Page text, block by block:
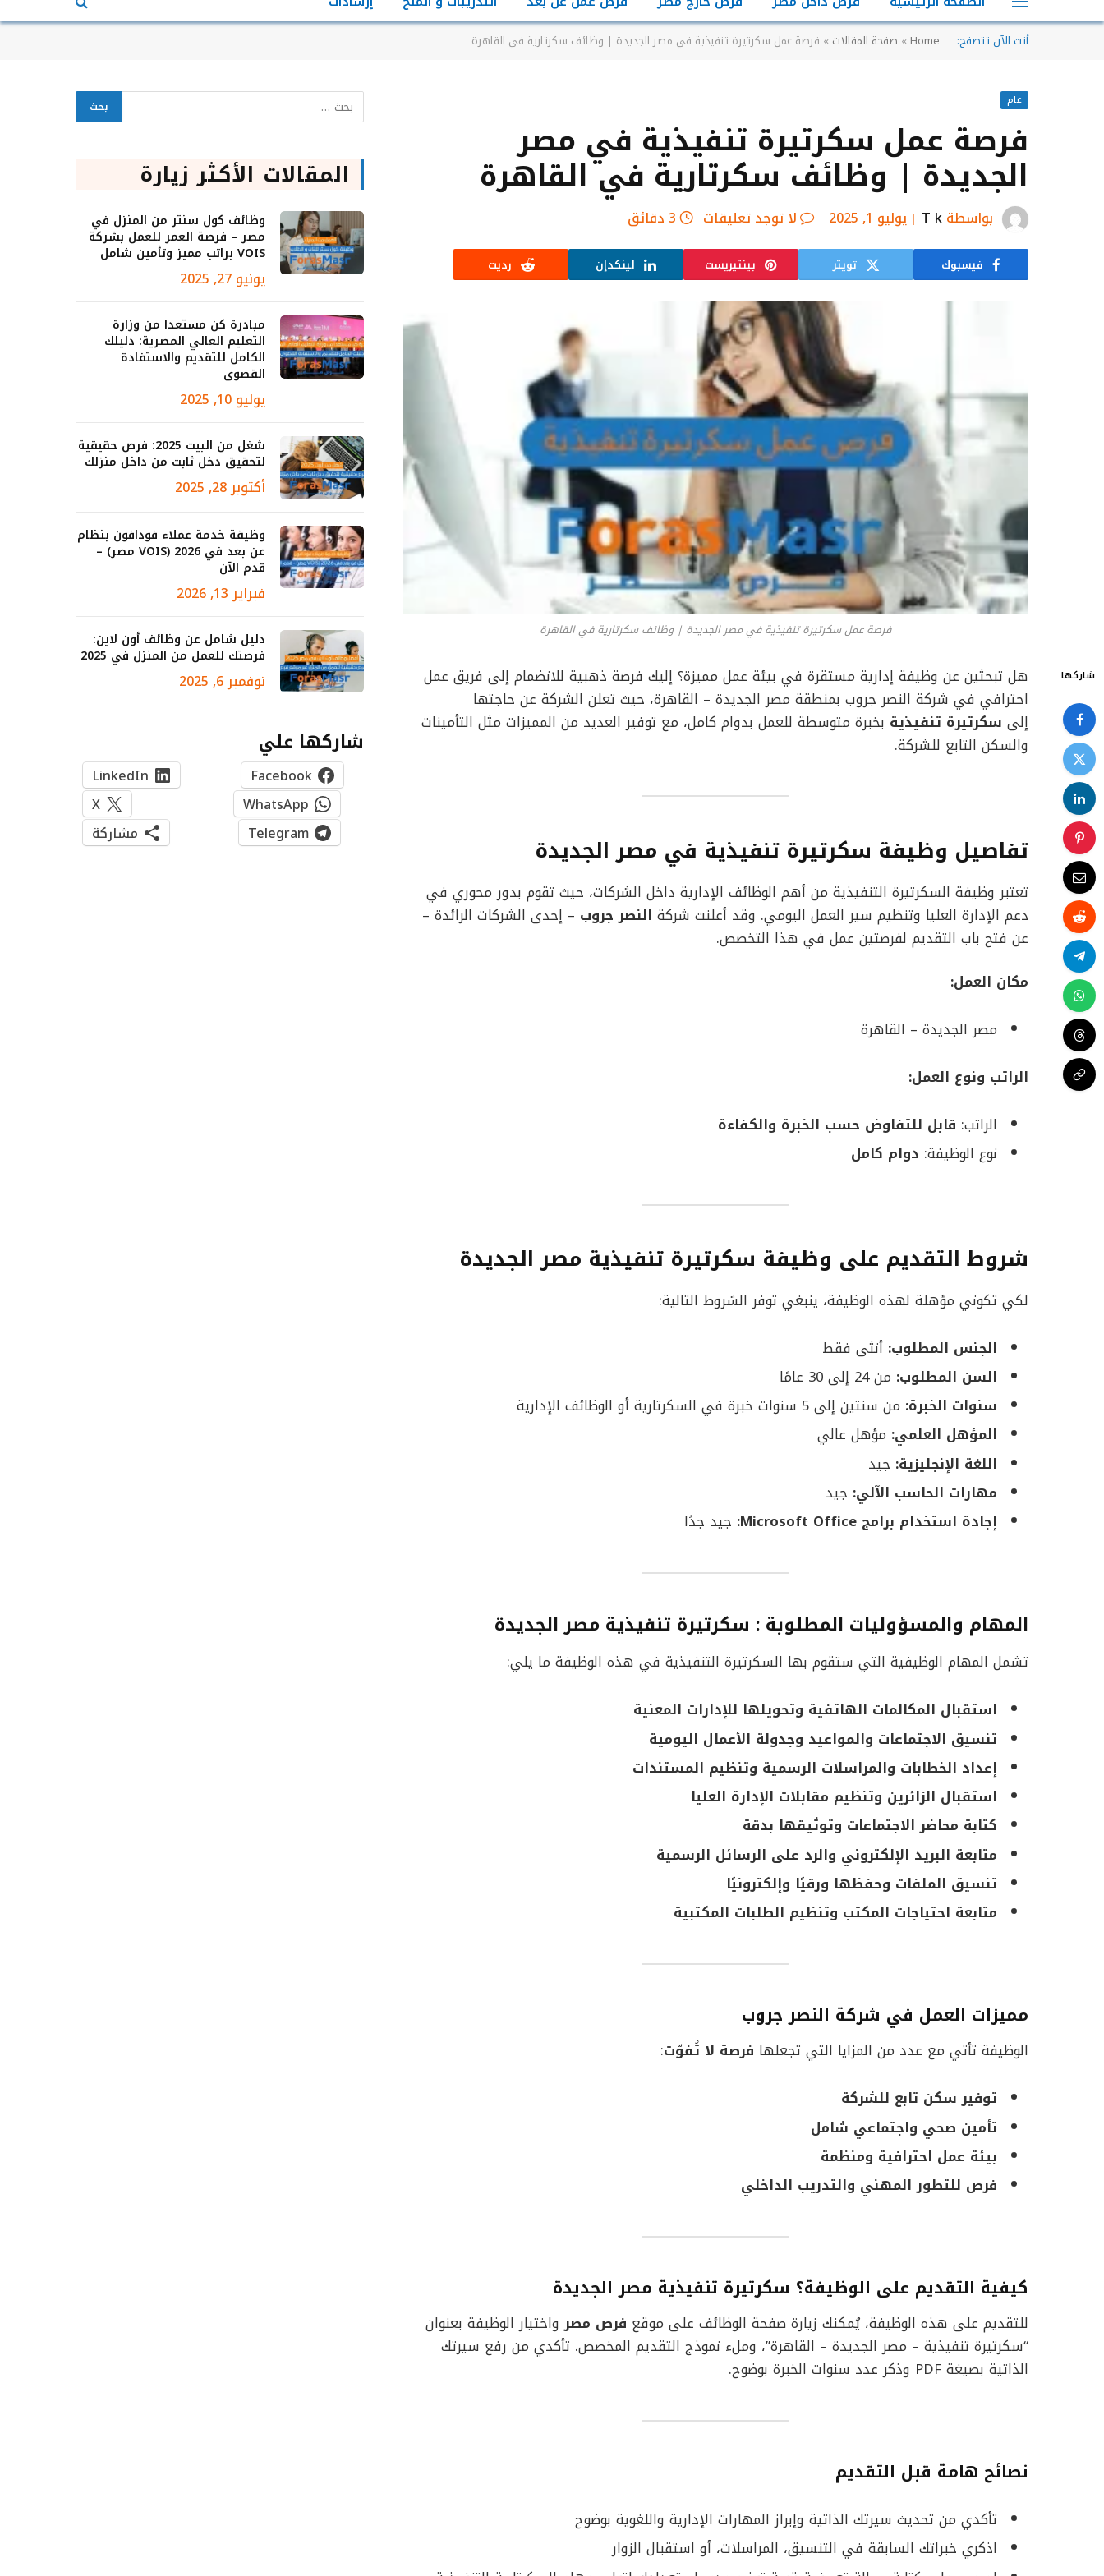
أنت الآن تتصفح: Home
» صفحة المقالات » فرصة عمل سكرتيرة تنفيذية في مصر الجديدة | وظائف سكرتارية في القاهرة
عام
فرصة عمل سكرتيرة تنفيذية في مصر
الجديدة | وظائف سكرتارية في القاهرة
بواسطةT k يوليو 1, 2025 لا توجد تعليقات 3 دقائق
فيسبوك تويتر بينتيريست لينكدإن رديت
فرصة عمل سكرتيرة تنفيذية في مصر الجديدة | وظائف سكرتارية في القاهرة
شاركها
هل تبحثين عن وظيفة إدارية مستقرة في بيئة عمل مميزة؟ إليك فرصة ذهبية للانضمام إلى فريق عمل
احترافي في شركة النصر جروب بمنطقة مصر الجديدة – القاهرة، حيث تعلن الشركة عن حاجتها
إلى سكرتيرة تنفيذية بخبرة متوسطة للعمل بدوام كامل، مع توفير العديد من المميزات مثل التأمينات
والسكن التابع للشركة.
تفاصيل وظيفة سكرتيرة تنفيذية في مصر الجديدة
تعتبر وظيفة السكرتيرة التنفيذية من أهم الوظائف الإدارية داخل الشركات، حيث تقوم بدور محوري في
دعم الإدارة العليا وتنظيم سير العمل اليومي. وقد أعلنت شركة النصر جروب – إحدى الشركات الرائدة –
عن فتح باب التقديم لفرصتين عمل في هذا التخصص.
مكان العمل:
مصر الجديدة – القاهرة
الراتب ونوع العمل:
الراتب: قابل للتفاوض حسب الخبرة والكفاءة
نوع الوظيفة: دوام كامل
شروط التقديم على وظيفة سكرتيرة تنفيذية مصر الجديدة
لكي تكوني مؤهلة لهذه الوظيفة، ينبغي توفر الشروط التالية:
الجنس المطلوب: أنثى فقط
السن المطلوب: من 24 إلى 30 عامًا
سنوات الخبرة: من سنتين إلى 5 سنوات خبرة في السكرتارية أو الوظائف الإدارية
المؤهل العلمي: مؤهل عالي
اللغة الإنجليزية: جيد
مهارات الحاسب الآلي: جيد
إجادة استخدام برامج Microsoft Office:
جيد جدًا
المهام والمسؤوليات المطلوبة : سكرتيرة تنفيذية مصر الجديدة
تشمل المهام الوظيفية التي ستقوم بها السكرتيرة التنفيذية في هذه الوظيفة ما يلي:
استقبال المكالمات الهاتفية وتحويلها للإدارات المعنية
تنسيق الاجتماعات والمواعيد وجدولة الأعمال اليومية
إعداد الخطابات والمراسلات الرسمية وتنظيم المستندات
استقبال الزائرين وتنظيم مقابلات الإدارة العليا
كتابة محاضر الاجتماعات وتوثيقها بدقة
متابعة البريد الإلكتروني والرد على الرسائل الرسمية
تنسيق الملفات وحفظها ورقيًا وإلكترونيًا
متابعة احتياجات المكتب وتنظيم الطلبات المكتبية
مميزات العمل في شركة النصر جروب
الوظيفة تأتي مع عدد من المزايا التي تجعلها فرصة لا تُفوّت:
توفير سكن تابع للشركة
تأمين صحي واجتماعي شامل
بيئة عمل احترافية ومنظمة
فرص للتطور المهني والتدريب الداخلي
كيفية التقديم على الوظيفة؟ سكرتيرة تنفيذية مصر الجديدة
للتقديم على هذه الوظيفة، يُمكنك زيارة صفحة الوظائف على موقع فرص مصرواختيار الوظيفة بعنوان
“سكرتيرة تنفيذية – مصر الجديدة – القاهرة”، وملء نموذج التقديم المخصص. تأكدي من رفع سيرتك
الذاتية بصيغة PDF وذكر عدد سنوات الخبرة بوضوح.
نصائح هامة قبل التقديم
تأكدي من تحديث سيرتك الذاتية وإبراز المهارات الإدارية واللغوية بوضوح
اذكري خبراتك السابقة في التنسيق، المراسلات، أو استقبال الزوار
المقالات الأكثر زيارة
وظائف كول سنتر من المنزل في
مصر – فرصة العمر للعمل بشركة
VOIS براتب مميز وتأمين شامل
يونيو 27, 2025
مبادرة كن مستعدا من وزارة
التعليم العالي المصرية: دليلك
الكامل للتقديم والاستفادة
القصوى
يوليو 10, 2025
شغل من البيت 2025: فرص حقيقية
لتحقيق دخل ثابت من داخل منزلك
أكتوبر 28, 2025
وظيفة خدمة عملاء فودافون بنظام
عن بعد في 2026 (VOIS مصر) –
قدم الآن
فبراير 13, 2026
دليل شامل عن وظائف أون لاين:
فرصتك للعمل من المنزل في 2025
نوفمبر 6, 2025
شاركها علي
Facebook
LinkedIn
WhatsApp
X
Telegram
مشاركة